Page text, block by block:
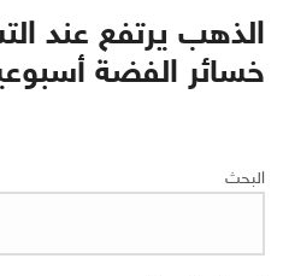
خسائر الفضة
البحث